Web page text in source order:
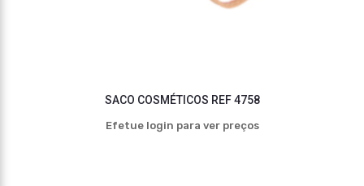
SACO COSMÉTICOS REF 4758
Efetue login para ver preços